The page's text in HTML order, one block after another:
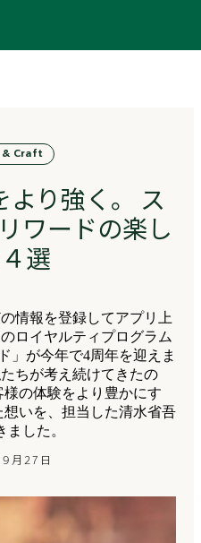
& Craft
より強く。 ス
ワードの楽し
選
情報を登録してアプリ上
ロイヤルティプログラム
」が今年で4周年を迎えま
ちが考え続けてきたの
の体験をより豊かにす
いを、担当した清水省吾
ました。
月27日